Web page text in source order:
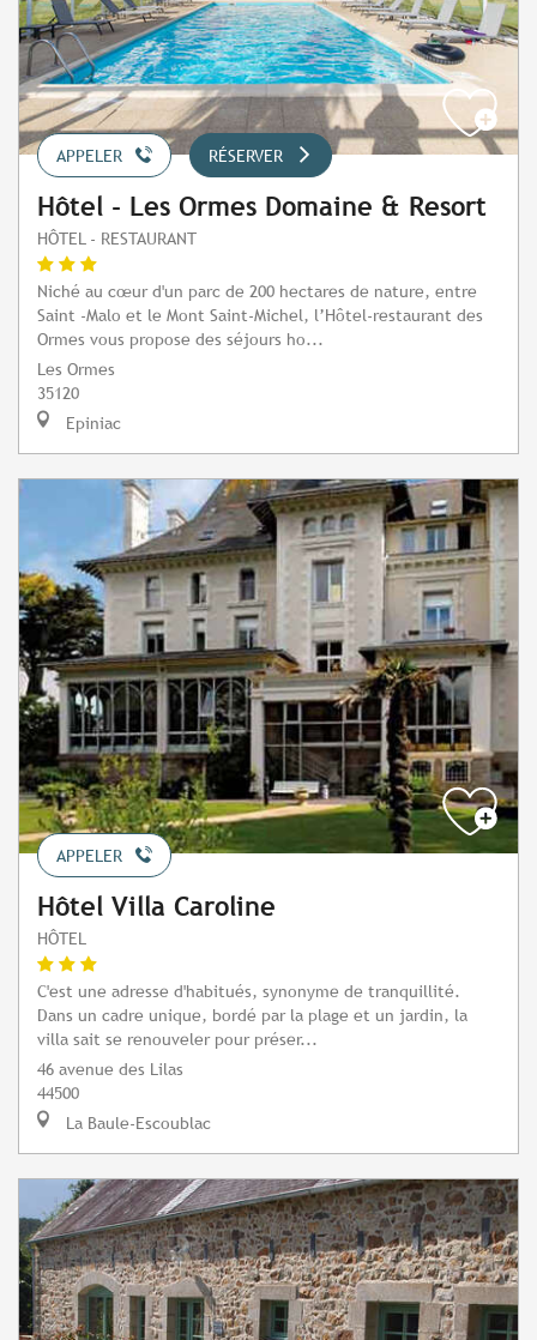
APPELER RÉSERVER
Hôtel - Les Ormes Domaine & Resort
HÔTEL - RESTAURANT
Niché au cœur d'un parc de 200 hectares de nature, entre
Saint -Malo et le Mont Saint-Michel, l’Hôtel-restaurant des
Ormes vous propose des séjours ho...
Les Ormes
35120
Epiniac
APPELER
Hôtel Villa Caroline
HÔTEL
C'est une adresse d'habitués, synonyme de tranquillité.
Dans un cadre unique, bordé par la plage et un jardin, la
villa sait se renouveler pour préser...
46 avenue des Lilas
44500
La Baule-Escoublac